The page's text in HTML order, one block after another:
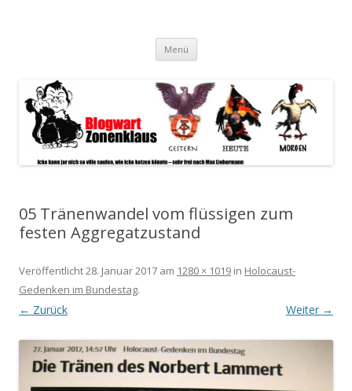
spiegeln im wesentlichen den Gesundheitszustand dieser unserer
Menü Zum
springen
05 Tränenwandel vom flüssigen zum
festen Aggregatzustand
Veröffentlicht28. Januar 2017 am 1280 × 1019 in Holocaust-
Gedenken im Bundestag.
← Zurück Weiter →